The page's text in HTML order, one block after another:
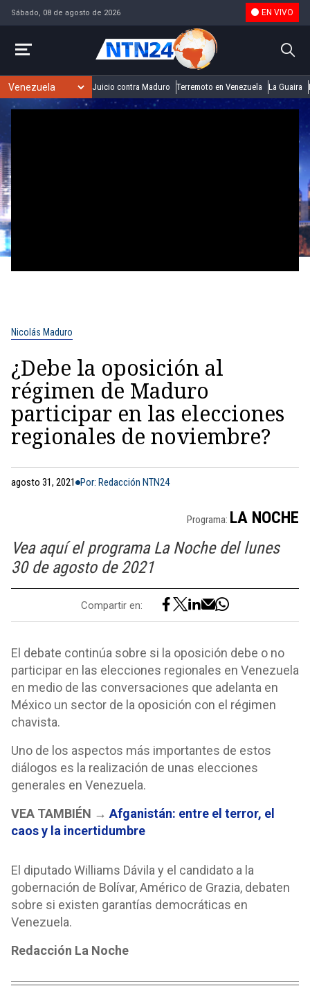
Sábado, 08 de agosto de 2026 EN VIVO
Juicio contra Maduro Terremoto en Venezuela La Guaira
Nicolás Maduro
¿Debe la oposición al
régimen de Maduro
participar en las elecciones
regionales de noviembre?
agosto 31, 2021 Por: Redacción NTN24
Programa: LA NOCHE
Vea aquí el programa La Noche del lunes
30 de agosto de 2021
Compartir en:
El debate continúa sobre si la oposición debe o no
participar en las elecciones regionales en Venezuela
en medio de las conversaciones que adelanta en
México un sector de la oposición con el régimen
chavista.
Uno de los aspectos más importantes de estos
diálogos es la realización de unas elecciones
generales en Venezuela.
VEA TAMBIÉN → Afganistán: entre el terror, el
caos y la incertidumbre
El diputado Williams Dávila y el candidato a la
gobernación de Bolívar, Américo de Grazia, debaten
sobre si existen garantías democráticas en
Venezuela.
Redacción La Noche